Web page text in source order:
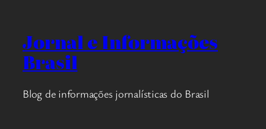
Jornal e Informações
Brasil
Blog de informações jornalísticas do Brasil